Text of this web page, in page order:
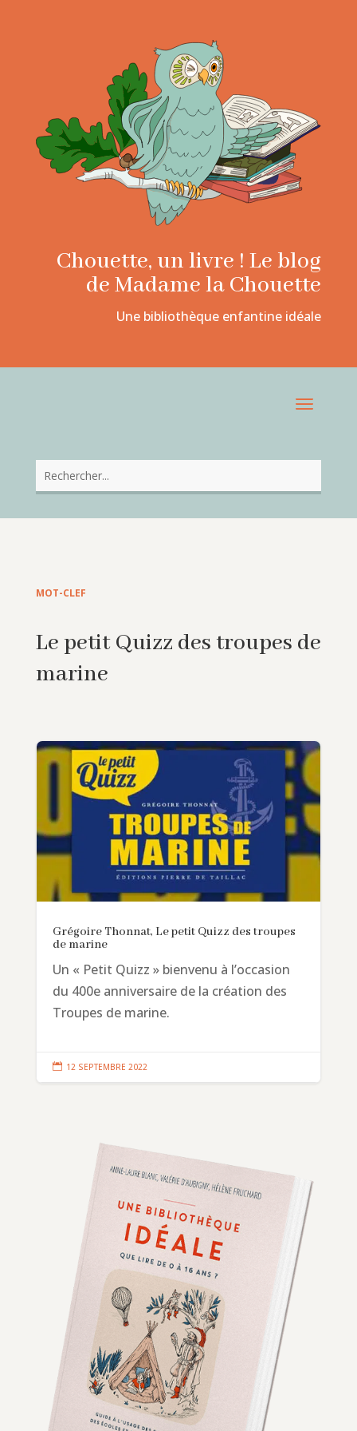
Chouette, un livre ! Le blog
de Madame la Chouette
Une bibliothèque enfantine idéale
MOT-CLEF
Le petit Quizz des troupes de
marine
Grégoire Thonnat, Le petit Quizz des troupes
de marine
Un « Petit Quizz » bienvenu à l’occasion
du 400e anniversaire de la création des
Troupes de marine.
 12 SEPTEMBRE 2022